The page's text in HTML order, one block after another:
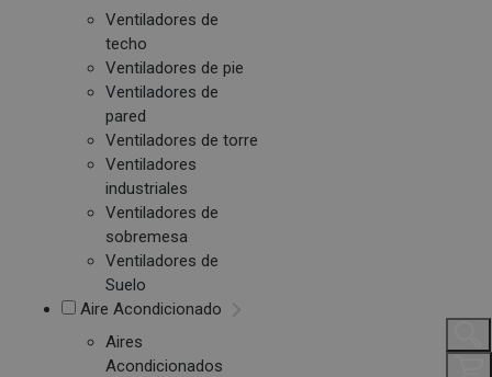
Ventiladores de
techo
Ventiladores de pie
Ventiladores de
pared
Ventiladores de torre
Ventiladores
industriales
Ventiladores de
sobremesa
Ventiladores de
Suelo
Aire Acondicionado
Aires
Acondicionados